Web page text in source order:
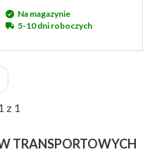
Na magazynie
5-10 dni roboczych
z 1
TRANSPORTOWYCH